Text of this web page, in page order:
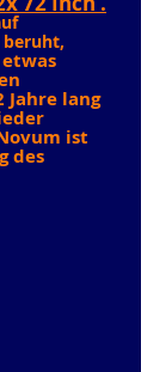
beruht,
lang
ist
des